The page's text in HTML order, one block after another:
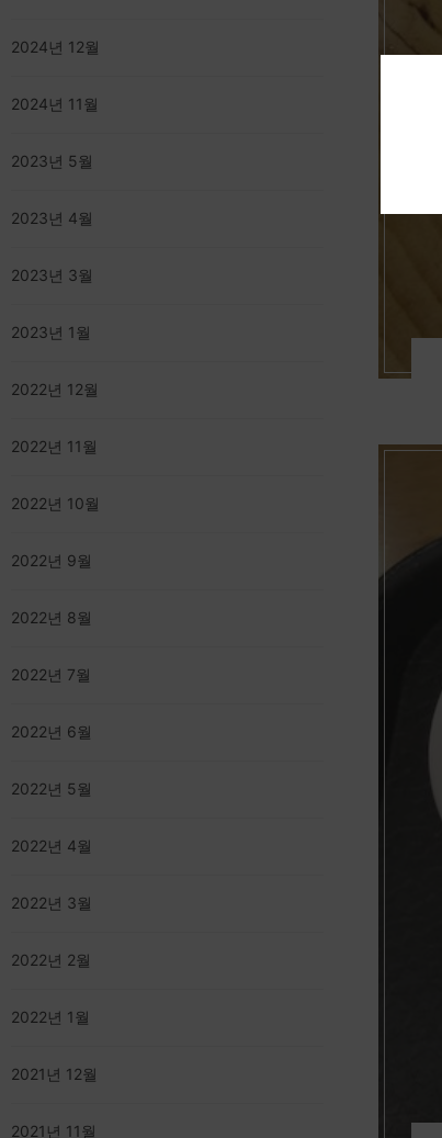
2024년 12월
2024년 11월
2023년 5월
2023년 4월
2023년 3월
2023년 1월
2022년 12월
2022년 11월
2022년 10월
2022년 9월
2022년 8월
2022년 7월
2022년 6월
2022년 5월
2022년 4월
2022년 3월
2022년 2월
2022년 1월
2021년 12월
2021년 11월